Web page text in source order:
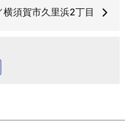
須賀市久里浜2丁目